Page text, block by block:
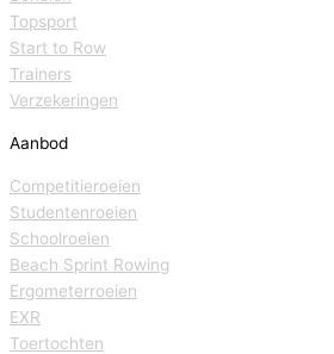
Topsport
Start to Row
Trainers
Verzekeringen
Aanbod
Competitieroeien
Studentenroeien
Schoolroeien
Beach Sprint Rowing
Ergometerroeien
EXR
Toertochten